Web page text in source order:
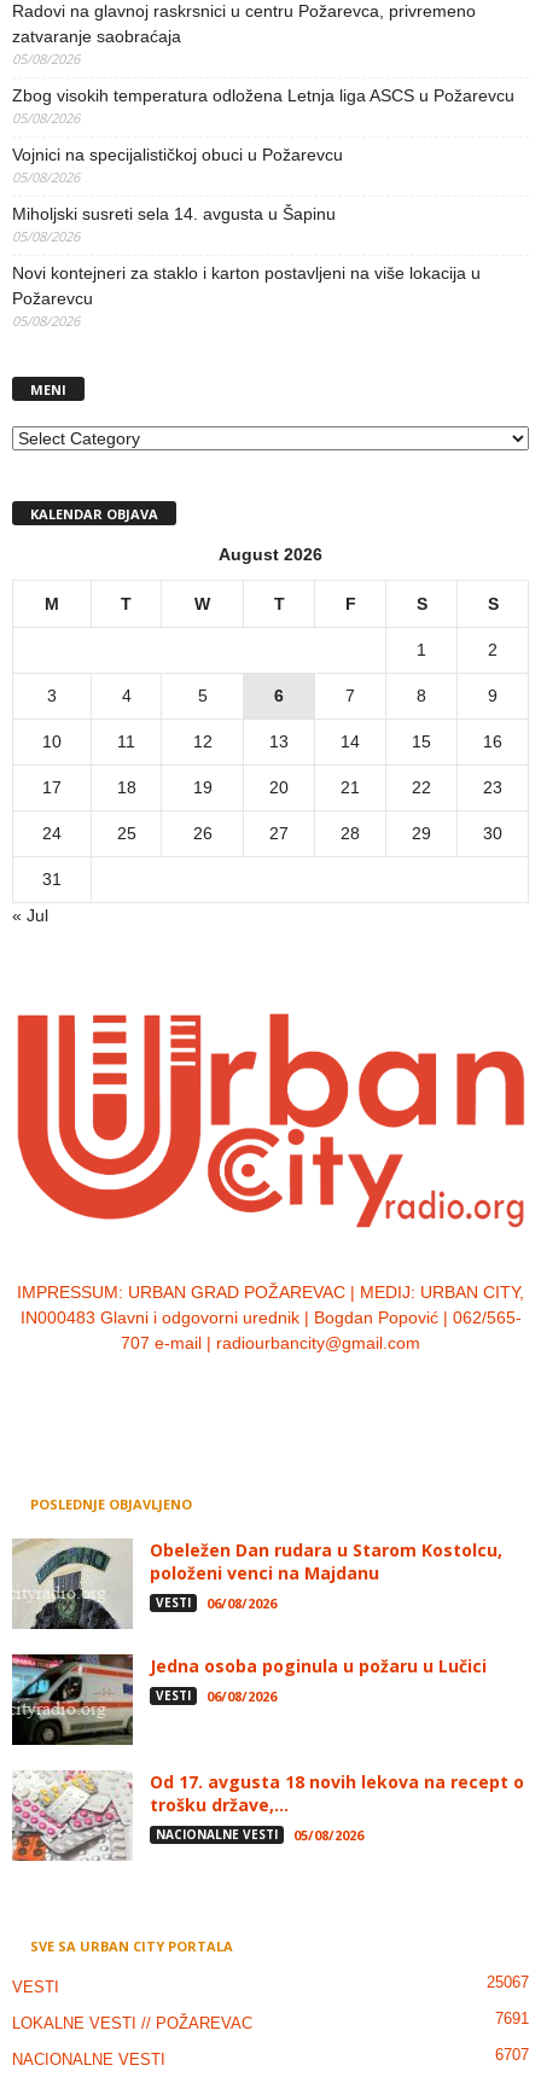
Radovi na glavnoj raskrsnici u centru Požarevca, privremeno
zatvaranje saobraćaja
05/08/2026
Zbog visokih temperatura odložena Letnja liga ASCS u Požarevcu
05/08/2026
Vojnici na specijalističkoj obuci u Požarevcu
05/08/2026
Miholjski susreti sela 14. avgusta u Šapinu
05/08/2026
Novi kontejneri za staklo i karton postavljeni na više lokacija u
Požarevcu
05/08/2026
MENI
MENI
KALENDAR OBJAVA
August 2026
M T W T F S S
1 2
3 4 5 6 7 8 9
10 11 12 13 14 15 16
17 18 19 20 21 22 23
24 25 26 27 28 29 30
31
« Jul
IMPRESSUM: URBAN GRAD POŽAREVAC | MEDIJ: URBAN CITY,
IN000483 Glavni i odgovorni urednik | Bogdan Popović | 062/565-
707 e-mail | radiourbancity@gmail.com
POSLEDNJE OBJAVLJENO
Obeležen Dan rudara u Starom Kostolcu,
položeni venci na Majdanu
VESTI 06/08/2026
Jedna osoba poginula u požaru u Lučici
VESTI 06/08/2026
Od 17. avgusta 18 novih lekova na recept o
trošku države,...
NACIONALNE VESTI 05/08/2026
SVE SA URBAN CITY PORTALA
VESTI 25067
LOKALNE VESTI // POŽAREVAC 7691
NACIONALNE VESTI 6707